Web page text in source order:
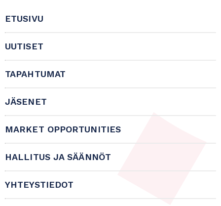
ETUSIVU
UUTISET
TAPAHTUMAT
JÄSENET
MARKET OPPORTUNITIES
HALLITUS JA SÄÄNNÖT
YHTEYSTIEDOT